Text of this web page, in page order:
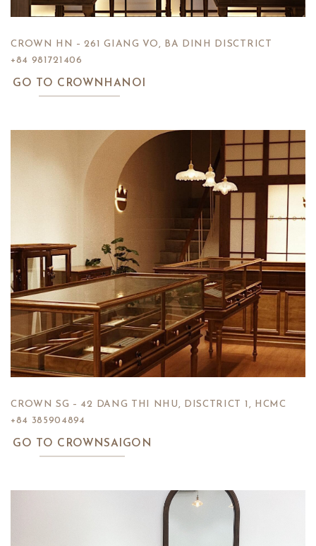
CROWN HN – 261 GIANG VO, BA DINH DISCTRICT
+84 981721406
GO TO CROWNHANOI
CROWN SG – 42 DANG THI NHU, DISCTRICT 1, HCMC
+84 385904894
GO TO CROWNSAIGON